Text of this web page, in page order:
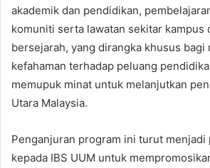
akademik dan pendidikan,
komuniti serta lawatan sekitar kampus
bersejarah, yang dirangka khusus bagi
kefahaman terhadap peluang
memupuk minat untuk melanjutkan
Utara Malaysia.
Penganjuran program ini turut
kepada IBS UUM untuk